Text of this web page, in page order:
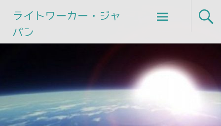
ライトワーカー・ジャ
パン
Skip
to